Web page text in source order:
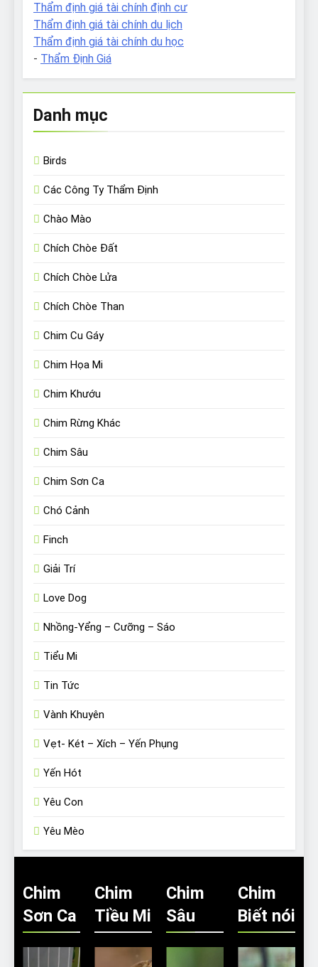
Thẩm định giá tài chính định cư
Thẩm định giá tài chính du lịch
Thẩm định giá tài chính du học
- Thẩm Định Giá
Danh mục
Birds
Các Công Ty Thẩm Định
Chào Mào
Chích Chòe Đất
Chích Chòe Lửa
Chích Chòe Than
Chim Cu Gáy
Chim Họa Mi
Chim Khướu
Chim Rừng Khác
Chim Sâu
Chim Sơn Ca
Chó Cảnh
Finch
Giải Trí
Love Dog
Nhồng-Yểng – Cưỡng – Sáo
Tiểu Mi
Tin Tức
Vành Khuyên
Vẹt- Két – Xích – Yến Phụng
Yến Hót
Yêu Con
Yêu Mèo
Chim
Sơn Ca
Chim
Tiều Mi
Chim
Sâu
Chim
Biết nói